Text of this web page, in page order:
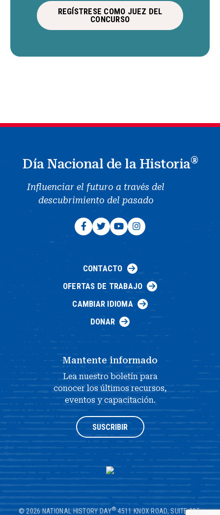
REGÍSTRESE COMO JUEZ DEL
CONCURSO
Día Nacional de la Historia®
Influenciar el futuro a través del
descubrimiento del pasado
CONTACTO
OFERTAS DE TRABAJO
CAMBIAR IDIOMA
DONAR
Mantente informado
Lea nuestro boletín para
conocer los últimos recursos,
eventos y capacitación.
SUSCRIBIR
© 2026 NATIONAL HISTORY DAY® 4511 KNOX ROAD, SUITE 205,